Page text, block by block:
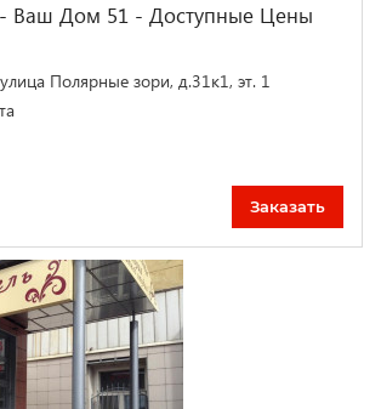
Ваш Дом 51 - Доступные Цены
Полярные зори, д.31к1, эт. 1
Заказать